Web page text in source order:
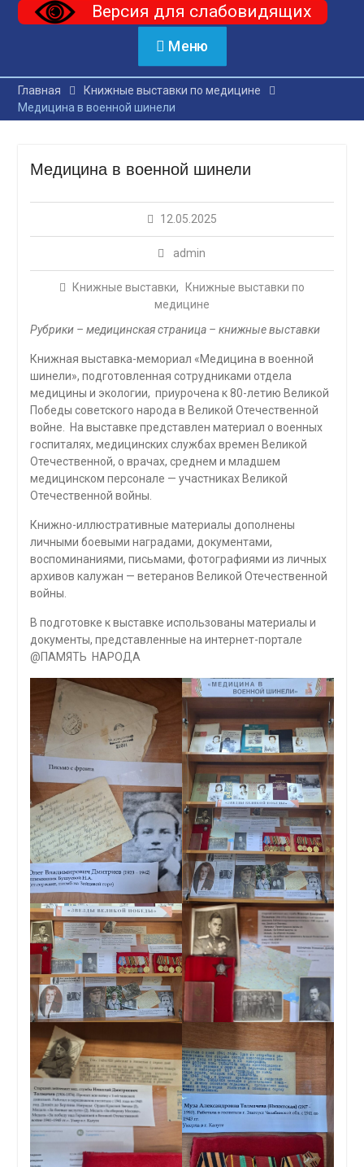
Версия для слабовидящих
Меню
Главная
Книжные выставки по медицине
Медицина в военной шинели
Медицина в военной шинели
12.05.2025
admin
Книжные выставки,
Книжные выставки по
медицине
Рубрики – медицинская страница – книжные выставки
Книжная выставка-мемориал «Медицина в военной
шинели», подготовленная сотрудниками отдела
медицины и экологии, приурочена к 80-летию Великой
Победы советского народа в Великой Отечественной
войне. На выставке представлен материал о военных
госпиталях, медицинских службах времен Великой
Отечественной, о врачах, среднем и младшем
медицинском персонале — участниках Великой
Отечественной войны.
Книжно-иллюстративные материалы дополнены
личными боевыми наградами, документами,
воспоминаниями, письмами, фотографиями из личных
архивов калужан — ветеранов Великой Отечественной
войны.
В подготовке к выставке использованы материалы и
документы, представленные на интернет-портале
@ПАМЯТЬ НАРОДА